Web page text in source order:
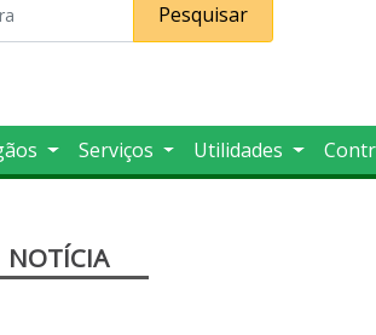
Pesquisar
Serviços Utilidades
NOTÍCIA